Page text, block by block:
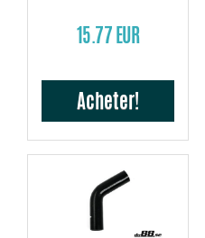
15.77 EUR
Acheter!